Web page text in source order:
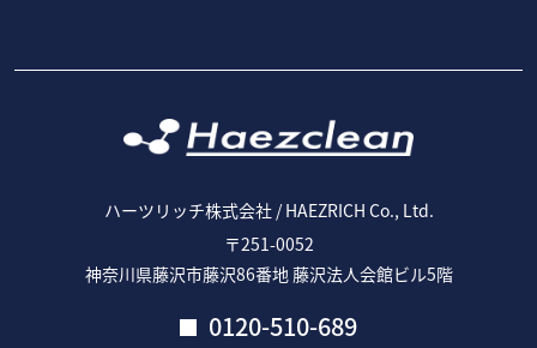
ハーツリッチ株式会社 / HAEZRICH Co., Ltd.
〒251-0052
神奈川県藤沢市藤沢86番地 藤沢法人会館ビル5階
0120-510-689